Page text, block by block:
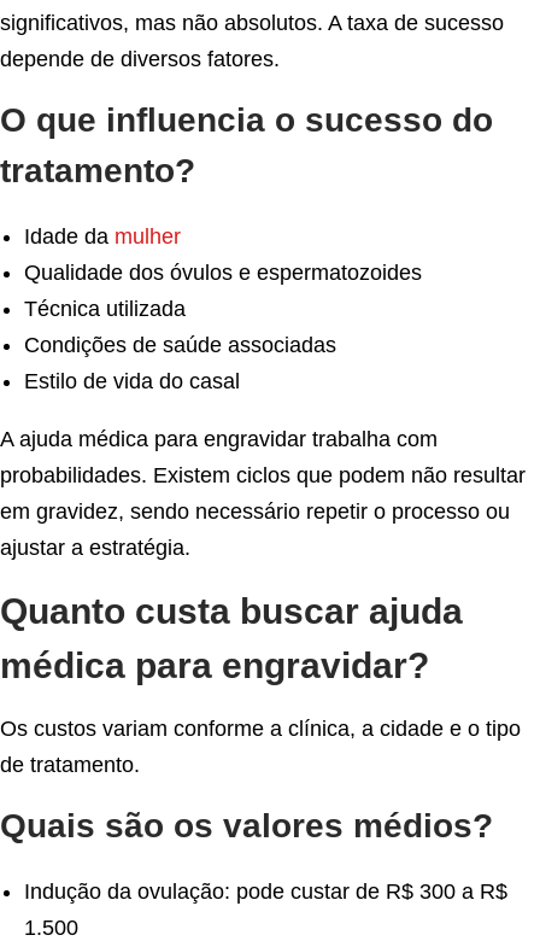
significativos, mas não absolutos. A taxa de sucesso
depende de diversos fatores.
O que influencia o sucesso do
tratamento?
Idade da mulher
Qualidade dos óvulos e espermatozoides
Técnica utilizada
Condições de saúde associadas
Estilo de vida do casal
A ajuda médica para engravidar trabalha com
probabilidades. Existem ciclos que podem não resultar
em gravidez, sendo necessário repetir o processo ou
ajustar a estratégia.
Quanto custa buscar ajuda
médica para engravidar?
Os custos variam conforme a clínica, a cidade e o tipo
de tratamento.
Quais são os valores médios?
Indução da ovulação: pode custar de R$ 300 a R$
1.500